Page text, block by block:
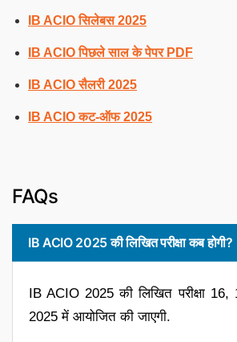
IB ACIO सिलेबस 2025
IB ACIO पिछले साल के पेपर PDF
IB ACIO सैलरी 2025
IB ACIO कट-ऑफ 2025
FAQs
IB ACIO 2025 की लिखित परीक्षा कब होगी?
IB ACIO 2025 की लिखित परीक्षा
2025 में आयोजित की जाएगी.